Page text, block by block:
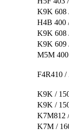
K9K 608
H4B 400
K9K 608
K9K 609
M5M
F4R410 /
K9K /
K9K /
K7M812
K7M /